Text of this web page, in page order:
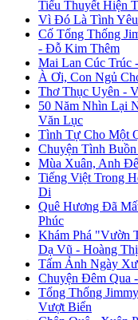
Tiểu Thuyết Hiện
Vì Đó Là Tình
Cố Tổng Thống
- Đỗ Kim Thêm
Mai Lan Cúc Trúc
À Ơi, Con Ngủ
Thơ Thục Uyên -
50 Năm Nhìn Lại
Văn Lục
Tình Tự Cho Một
Chuyện Tình
Mùa Xuân, Anh
Tiếng Việt Trong
Di
Quê Hương Đã
Phúc
Khám Phá "Vườn
Dạ Vũ - Hoàng
Tấm Ảnh Ngày
Chuyện Đêm Qua
Tổng Thống
Vượt Biển